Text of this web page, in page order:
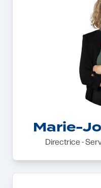
Marie-
Directrice -